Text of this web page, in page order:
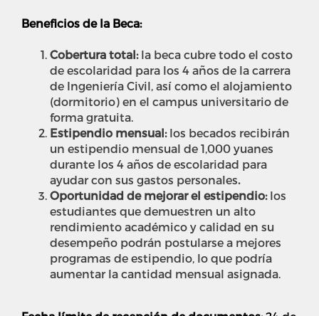
Beneficios de la Beca:
Cobertura total:la beca cubre todo el costo
de escolaridad para los 4 años de la carrera
de Ingeniería Civil, así como el alojamiento
(dormitorio) en el campus universitario de
forma gratuita.
Estipendio mensual:los becados recibirán
un estipendio mensual de 1,000 yuanes
durante los 4 años de escolaridad para
ayudar con sus gastos personales.
Oportunidad de mejorar el estipendio:los
estudiantes que demuestren un alto
rendimiento académico y calidad en su
desempeño podrán postularse a mejores
programas de estipendio, lo que podría
aumentar la cantidad mensual asignada.